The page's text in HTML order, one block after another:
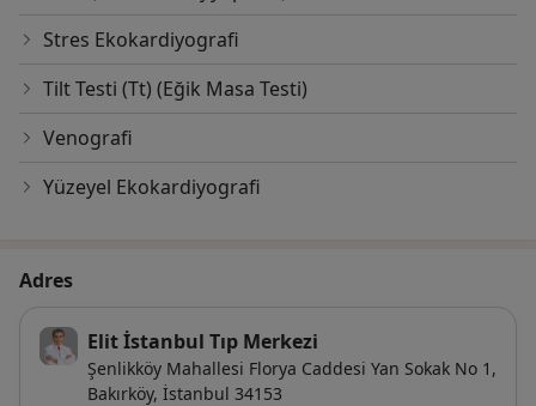
Stres Ekokardiyografi
Tilt Testi (Tt) (Eğik Masa Testi)
Venografi
Yüzeyel Ekokardiyografi
Adres
Elit İstanbul Tıp Merkezi
Şenlikköy Mahallesi Florya Caddesi Yan Sokak No 1,
Bakırköy, İstanbul 34153